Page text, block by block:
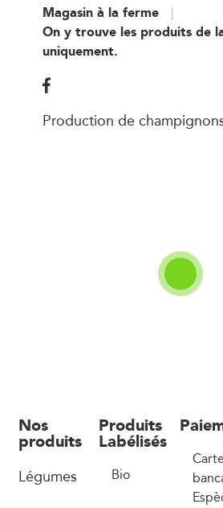
Magasin à la ferme
On y trouve les produits de
uniquement.
Production de
Nos
produits
Légumes
Produits
Labélisés
Bio
Carte